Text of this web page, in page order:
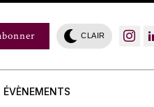
CLAIR
ÉVÈNEMENTS